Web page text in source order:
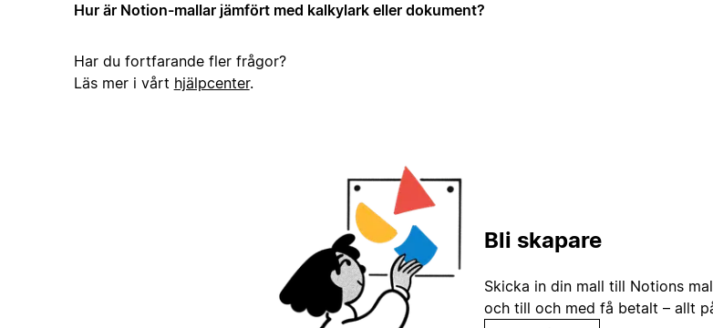
Hur är Notion-mallar jämfört med kalkylark eller dokument?
Har du fortfarande fler frågor?
Läs mer i vårt hjälpcenter.
Bli skapare
Skicka in din mall till Notions
och till och med få betalt – allt